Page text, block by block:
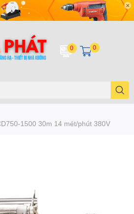
0 0
1500 30m 14 mét/phút 380V